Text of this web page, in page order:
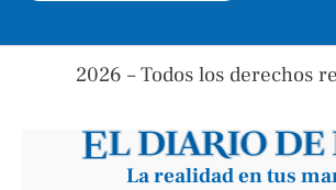
2026 – Todos los derechos
La realidad en tus